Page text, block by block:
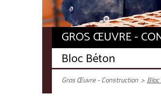
GROS ŒUVRE -
Bloc Béton
Gros Œuvre - Construction >